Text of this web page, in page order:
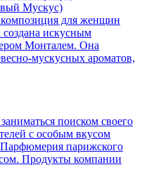
Мускус)
для женщин
искусным
Монталем. Она
мускусных ароматов,
поиском своего
с особым вкусом
парижского
Продукты компании